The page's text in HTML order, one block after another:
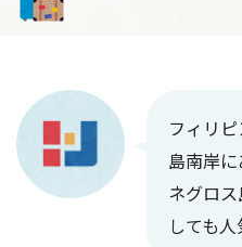
フィリ
島南岸に
ネグロ
しても人